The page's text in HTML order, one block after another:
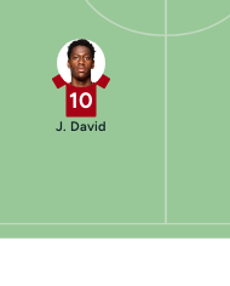
10
J. David